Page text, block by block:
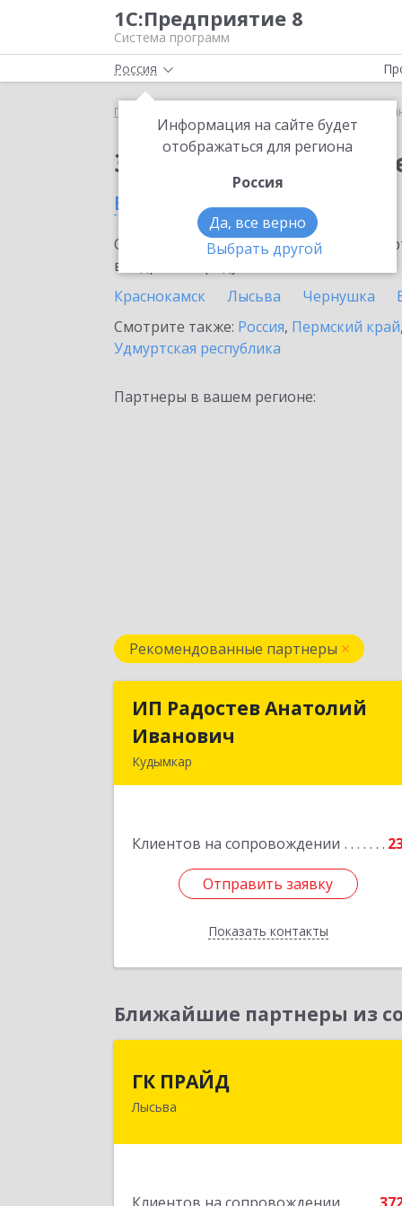
1С:Предприятие 8
Система программ
Россия
Информация на сайте будет
отображаться для региона
Россия
Да, все верно
Выбрать другой
Главная
Заказать 1С:Синтез
в Кудымкаре
Ознакомьтесь с информационными
внедрение продукта.
Краснокамск
Лысьва Чернушка
Смотрите также: Россия, Пермский край,
Удмуртская республика
Партнеры в вашем регионе:
Рекомендованные партнеры
ИП Радостев Анатолий
Иванович
Кудымкар
Клиентов на сопровождении
Отправить заявку
Показать контакты
ИП Радостев Анатолий
Отправить заявку
Назад
Ближайшие партнеры из
ГК ПРАЙД
Лысьва618909, Пермский край, Лысьва г,